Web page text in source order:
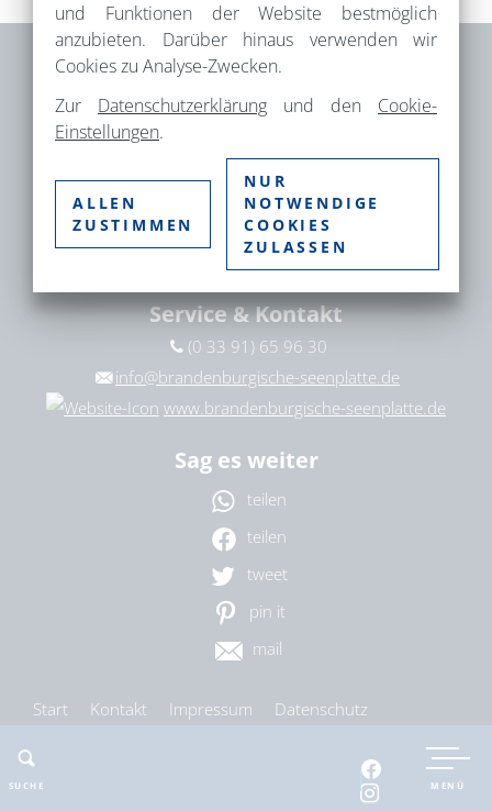
MENÜ
SUCHE
bis
alle Kategorien
bitte wählen
ZURÜCKSETZEN
Brandenburgische Seenplatte GmbH –
Gesellschaft für Tourismus und
Markenmanagement
Fischbänkenstr. 8
16816 Neuruppin
Service & Kontakt
(0 33 91) 65 96 30
info@brandenburgische-seenplatte.de
www.brandenburgische-seenplatte.de
Sag es weiter
teilen
teilen
tweet
pin it
mail
Start Kontakt Impressum
Datenschutz
und Funktionen der Website bestmöglich
anzubieten. Darüber hinaus verwenden wir
Cookies zu Analyse-Zwecken.
Zur Datenschutzerklärung und den Cookie-
Einstellungen.
ALLEN
ZUSTIMMEN
NUR
NOTWENDIGE
COOKIES
ZULASSEN